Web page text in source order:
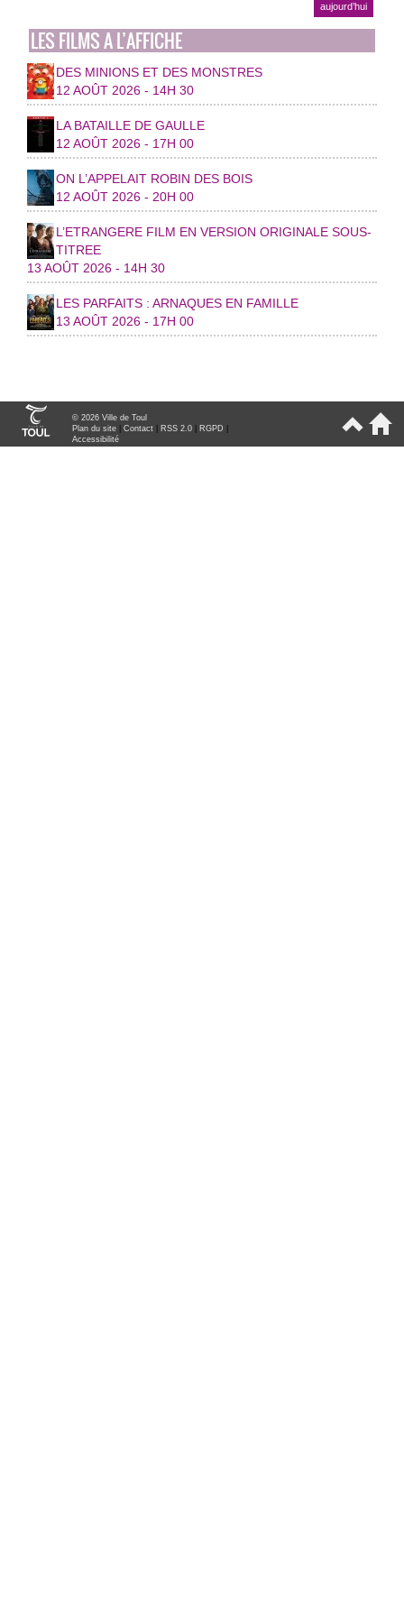
aujourd’hui
LES FILMS A L’AFFICHE
DES MINIONS ET DES MONSTRES
12 AOÛT 2026 - 14H 30
LA BATAILLE DE GAULLE
12 AOÛT 2026 - 17H 00
ON L’APPELAIT ROBIN DES BOIS
12 AOÛT 2026 - 20H 00
L’ETRANGERE FILM EN VERSION ORIGINALE SOUS-
TITREE
13 AOÛT 2026 - 14H 30
LES PARFAITS : ARNAQUES EN FAMILLE
13 AOÛT 2026 - 17H 00
© 2026 Ville de Toul
Plan du site
Contact RSS 2.0 RGPD
Accessibilité